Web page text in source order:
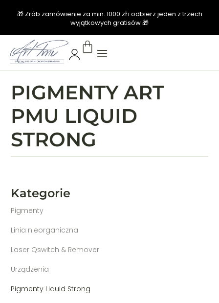
🎁 Zrób zamówienie za min. 1000 zł i odbierz jeden z trzech
wyjątkowych gratisów 🎁
PIGMENTY ART
PMU LIQUID
STRONG
Kategorie
Pigmenty
Linia nieorganiczna
Laser Qswitch & Remover
Urządzenia
Pigmenty Liquid Strong